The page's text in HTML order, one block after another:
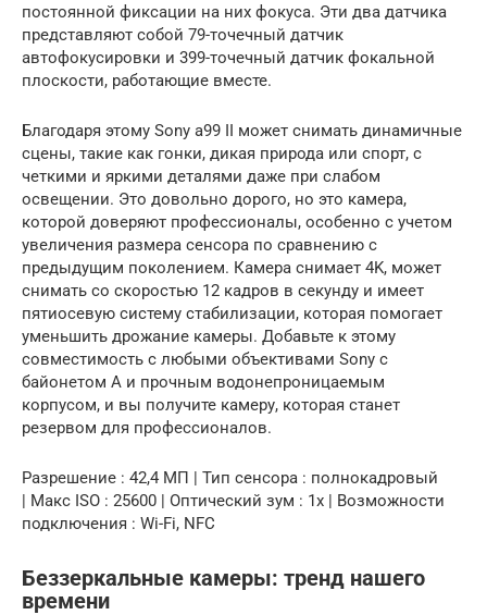
постоянной фиксации на них фокуса. Эти два датчика
представляют собой 79-точечный датчик
автофокусировки и 399-точечный датчик фокальной
плоскости, работающие вместе.
Благодаря этому Sony a99 II может снимать динамичные
сцены, такие как гонки, дикая природа или спорт, с
четкими и яркими деталями даже при слабом
освещении. Это довольно дорого, но это камера,
которой доверяют профессионалы, особенно с учетом
увеличения размера сенсора по сравнению с
предыдущим поколением. Камера снимает 4K, может
снимать со скоростью 12 кадров в секунду и имеет
пятиосевую систему стабилизации, которая помогает
уменьшить дрожание камеры. Добавьте к этому
совместимость с любыми объективами Sony с
байонетом A и прочным водонепроницаемым
корпусом, и вы получите камеру, которая станет
резервом для профессионалов.
Разрешение : 42,4 МП | Тип сенсора : полнокадровый
| Макс ISO : 25600 | Оптический зум : 1x | Возможности
подключения : Wi-Fi, NFC
Беззеркальные камеры: тренд нашего
времени